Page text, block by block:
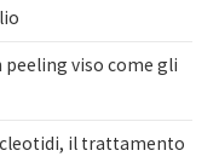
peeling viso come gli
il trattamento